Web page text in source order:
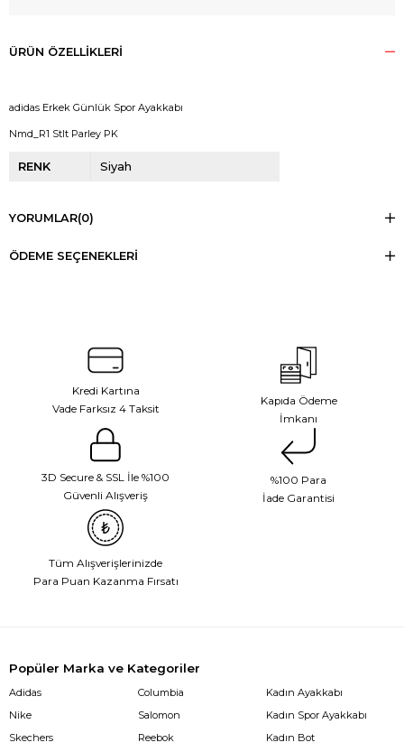
ÜRÜN ÖZELLIKLERI
adidas Erkek Günlük Spor Ayakkabı
Nmd_R1 Stlt Parley PK
RENK Siyah
YORUMLAR(0)
ÖDEME SEÇENEKLERI
Kredi Kartına
Vade Farksız 4 Taksit
Kapıda Ödeme
İmkanı
3D Secure & SSL İle %100
Güvenli Alışveriş
%100 Para
İade Garantisi
Tüm Alışverişlerinizde
Para Puan Kazanma Fırsatı
Popüler Marka ve Kategoriler
Adidas
Nike
Skechers
Columbia
Salomon
Reebok
Kadın Ayakkabı
Kadın Spor Ayakkabı
Kadın Bot